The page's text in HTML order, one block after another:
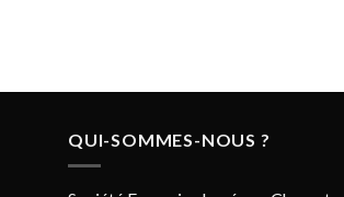
QUI-SOMMES-NOUS ?